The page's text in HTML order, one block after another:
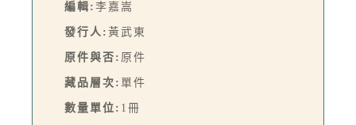
編輯: 李嘉嵩
發行人: 黃武東
原件與否: 原件
藏品層次: 單件
數量單位: 1冊